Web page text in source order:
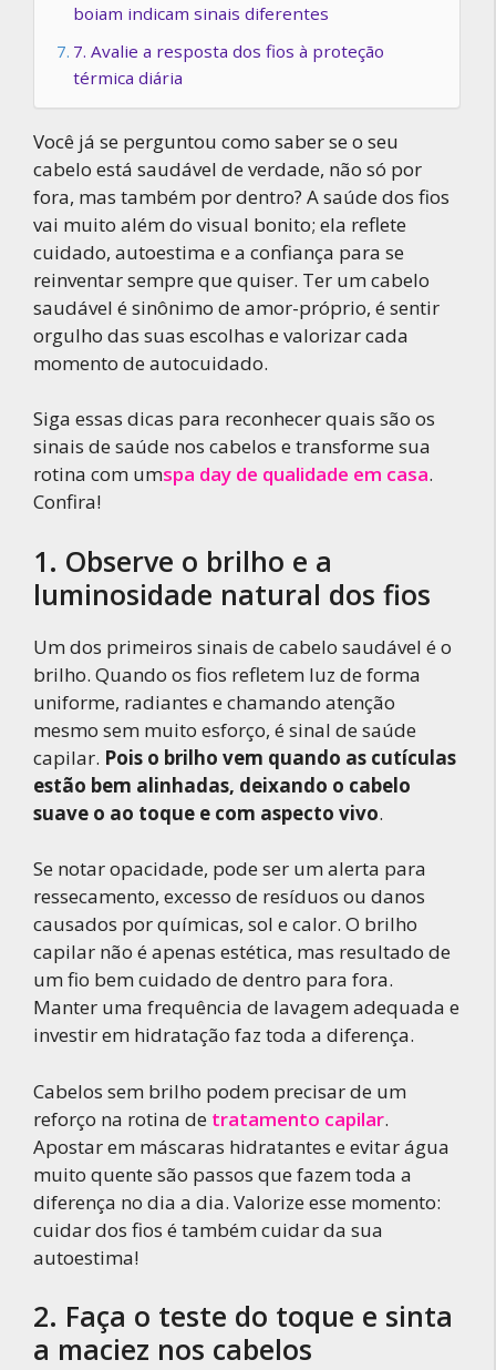
boiam indicam sinais diferentes
7. Avalie a resposta dos fios à proteção
térmica diária
Você já se perguntou como saber se o seu
cabelo está saudável de verdade, não só por
fora, mas também por dentro? A saúde dos fios
vai muito além do visual bonito; ela reflete
cuidado, autoestima e a confiança para se
reinventar sempre que quiser. Ter um cabelo
saudável é sinônimo de amor-próprio, é sentir
orgulho das suas escolhas e valorizar cada
momento de autocuidado.
Siga essas dicas para reconhecer quais são os
sinais de saúde nos cabelos e transforme sua
rotina com umspa day de qualidade em casa.
Confira!
1. Observe o brilho e a
luminosidade natural dos fios
Um dos primeiros sinais de cabelo saudável é o
brilho. Quando os fios refletem luz de forma
uniforme, radiantes e chamando atenção
mesmo sem muito esforço, é sinal de saúde
capilar. Pois o brilho vem quando as cutículas
estão bem alinhadas, deixando o cabelo
suave o ao toque e com aspecto vivo.
Se notar opacidade, pode ser um alerta para
ressecamento, excesso de resíduos ou danos
causados por químicas, sol e calor. O brilho
capilar não é apenas estética, mas resultado de
um fio bem cuidado de dentro para fora.
Manter uma frequência de lavagem adequada e
investir em hidratação faz toda a diferença.
Cabelos sem brilho podem precisar de um
reforço na rotina de tratamento capilar.
Apostar em máscaras hidratantes e evitar água
muito quente são passos que fazem toda a
diferença no dia a dia. Valorize esse momento:
cuidar dos fios é também cuidar da sua
autoestima!
2. Faça o teste do toque e sinta
a maciez nos cabelos